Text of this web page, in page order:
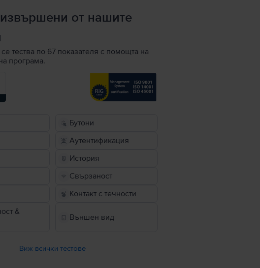
извършени от нашите
тества по 67 показателя с помощта на
програма.
Бутони
Аутентификация
История
Свързаност
Контакт с течности
&
Външен вид
Виж всички тестове